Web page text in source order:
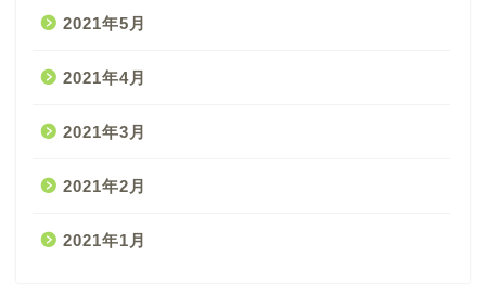
2021年5月
2021年4月
2021年3月
2021年2月
2021年1月